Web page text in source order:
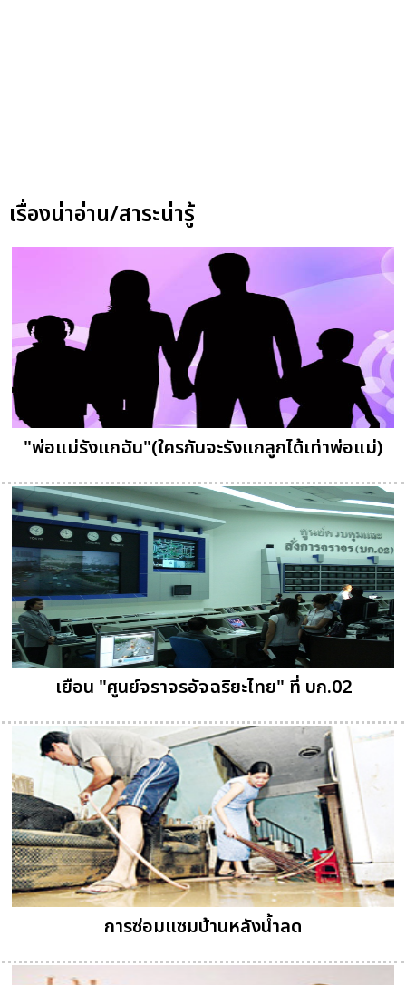
เรื่องน่าอ่าน/สาระน่ารู้
"พ่อแม่รังแกฉัน"(ใครกันจะรังแกลูกได้เท่าพ่อแม่)
เยือน "ศูนย์จราจรอัจฉริยะไทย" ที่ บก.02
การซ่อมแซมบ้านหลังน้ำลด